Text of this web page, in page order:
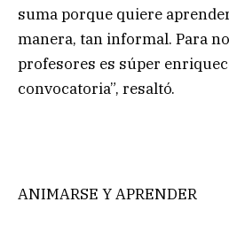
suma porque quiere
manera, tan informal. Para
profesores es súper
convocatoria”, resaltó.
ANIMARSE Y APRENDER